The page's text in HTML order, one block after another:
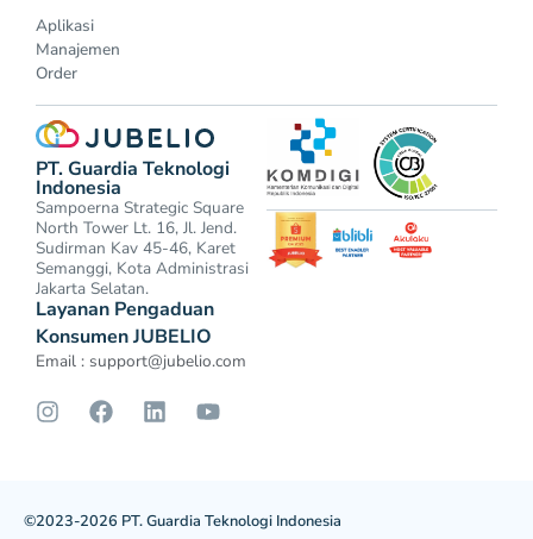
Aplikasi
Manajemen
Order
PT. Guardia Teknologi
Indonesia
Sampoerna Strategic Square
North Tower Lt. 16, Jl. Jend.
Sudirman Kav 45-46, Karet
Semanggi, Kota Administrasi
Jakarta Selatan.
Layanan Pengaduan
Konsumen JUBELIO
Email : support@jubelio.com
©2023-2026 PT. Guardia Teknologi Indonesia